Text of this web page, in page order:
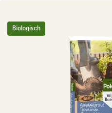
Biologisch